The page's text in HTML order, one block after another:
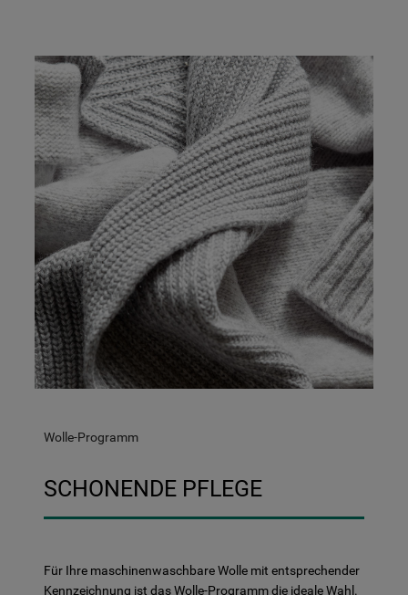
Wolle-Programm
SCHONENDE PFLEGE
Für Ihre maschinenwaschbare Wolle mit entsprechender
Kennzeichnung ist das Wolle-Programm die ideale Wahl.